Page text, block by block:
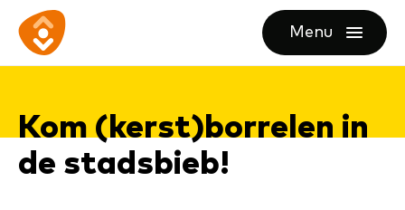
direct
content
direct
footer
Ga
naar
homepagina
Menu
openen
Kom (kerst)bor­re­len in
de stads­bieb!